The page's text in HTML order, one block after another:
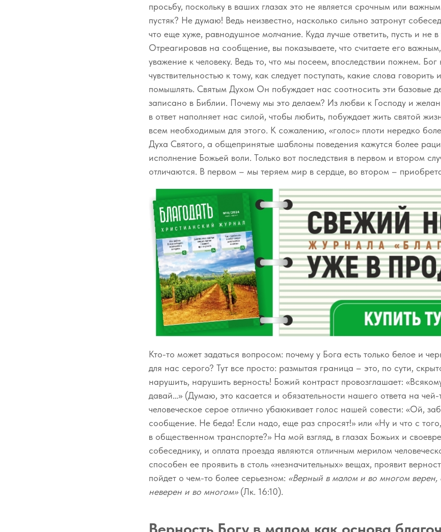
просьбу, поскольку в ваших глазах это не является срочным или
пустяк? Не думаю! Ведь неизвестно, насколько сильно затронут
что еще хуже, равнодушное молчание. Куда лучше ответить, пусть и не
Отреагировав на сообщение, вы показываете, что считаете его
уважение к человеку. Ведь то, что мы посеем, впоследствии пожнем.
чувствительностью к тому, как следует поступать, какие слова говорить
помышлять. Святым Духом Он побуждает нас соотносить эти базовые
записано в Библии. Почему мы это делаем? Из любви к Господу и
в ответ наполняет нас силой, чтобы любить, побуждает жить святой
всем необходимым для этого. К сожалению, «голос» плоти нередко
Духа Святого, а общепринятые шаблоны поведения кажутся более
исполнение Божьей воли. Только вот последствия в первом и втором
отличаются. В первом – мы теряем мир в сердце, во втором –
Кто-то может задаться вопросом: почему у Бога есть только белое и
для нас серого? Тут все просто: размытая граница – это, по сути,
нарушить, нарушить верность! Божий контраст провозглашает:
давай…» (Думаю, это касается и обязательности нашего ответа на
человеческое серое отлично убаюкивает голос нашей совести: «Ой,
сообщение. Не беда! Если надо, еще раз спросят!» или «Ну и что с
в общественном транспорте?» На мой взгляд, в глазах Божьих и
собеседнику, и оплата проезда являются отличным мерилом
способен ее проявить в столь «незначительных» вещах, проявит
пойдет о чем-то более серьезном: «Верный в малом и во многом
неверен и во многом» (Лк. 16:10).